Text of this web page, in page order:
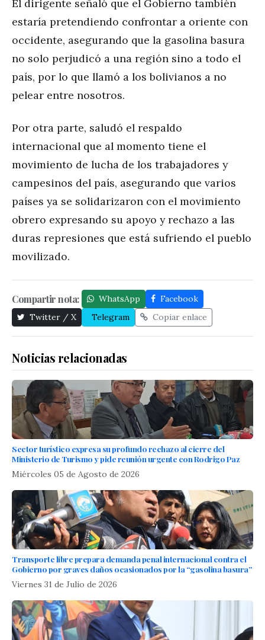
El dirigente señaló que el Gobierno también
estaría pretendiendo confrontar a oriente con
occidente, asegurando que la gasolina basura
no solo perjudicó a una región sino a todo el
país, por lo que llamó a los bolivianos a no
pelear entre nosotros.
Por otra parte, saludó el respaldo
internacional que al momento tiene el
movimiento de lucha de los trabajadores y
campesinos del país, asegurando que varios
países ya se solidarizaron con el movimiento
obrero expresando su apoyo y rechazo a las
duras represiones que está sufriendo el pueblo
movilizado.
Compartir nota: WhatsApp
Facebook
Twitter / X
Telegram Copiar enlace
Noticias relacionadas
Sector turístico expresa su profundo rechazo al cierre del
Ministerio de Turismo y pide reunión urgente con Rodrigo Paz
Miércoles 05 de Agosto de 2026
Transporte libre prepara demanda penal internacional contra el
Gobierno por graves daños ocasionados por la “gasolina basura”
Viernes 31 de Julio de 2026